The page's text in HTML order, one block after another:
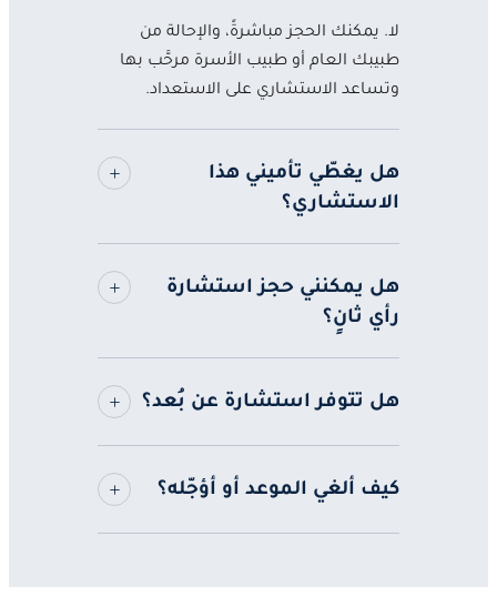
لا. يمكنك الحجز مباشرةً، والإحالة من
طبيبك العام أو طبيب الأسرة مرحَّب بها
وتساعد الاستشاري على الاستعداد.
هل يغطّي تأميني هذا
الاستشاري؟
هل يمكنني حجز استشارة
رأي ثانٍ؟
هل تتوفر استشارة عن بُعد؟
كيف ألغي الموعد أو أؤجّله؟